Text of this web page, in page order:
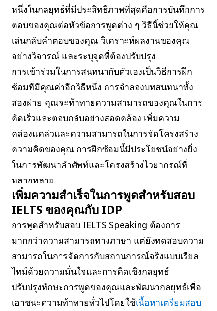
หนึ่งในกลยุทธ์ที่มีประสิทธิภาพที่สุดคือการบันทึกการ
ตอบของคุณต่อหัวข้อการพูดต่าง ๆ วิธีนี้ช่วยให้คุณ
เล่นกลับคำตอบของคุณ วิเคราะห์ผลงานของคุณ
อย่างวิจารณ์ และระบุจุดที่ต้องปรับปรุง
การเข้าร่วมในการสนทนากับตัวเองเป็นวิธีการฝึก
ซ้อมที่มีคุณค่าอีกวิธีหนึ่ง การจำลองบทสนทนาทั้ง
สองฝ่าย คุณจะท้าทายความสามารถของคุณในการ
คิดเร็วและตอบกลับอย่างสอดคล้อง เพิ่มความ
คล่องแคล่วและความสามารถในการจัดโครงสร้าง
ความคิดของคุณ การฝึกซ้อมนี้มีประโยชน์อย่างยิ่ง
ในการพัฒนาคำศัพท์และโครงสร้างไวยากรณ์ที่
หลากหลาย
เพิ่มความสำเร็จในการพูดสำหรับสอบ
IELTS ของคุณกับ IDP
การพูดสำหรับสอบ IELTS Speaking ต้องการ
มากกว่าความสามารถทางภาษา แต่ยังทดสอบความ
สามารถในการจัดการกับสถานการณ์จริงแบบเรียล
ไทม์ด้วยความมั่นใจและการคิดเชิงกลยุทธ์
ปรับปรุงทักษะการพูดของคุณและพัฒนากลยุทธ์เพื่อ
เอาชนะความท้าทายทั่วไปโดยใช้เนื้อหาเตรียมสอบ